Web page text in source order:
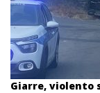
Giarre, violento